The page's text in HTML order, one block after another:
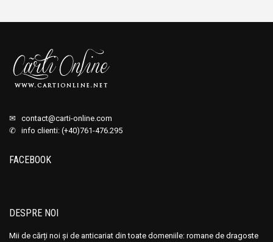
✉ contact@carti-online.com
✆ info clienti: (+40)761-476.295
FACEBOOK
DESPRE NOI
Mii de cărți noi și de anticariat din toate domeniile: romane de dragoste